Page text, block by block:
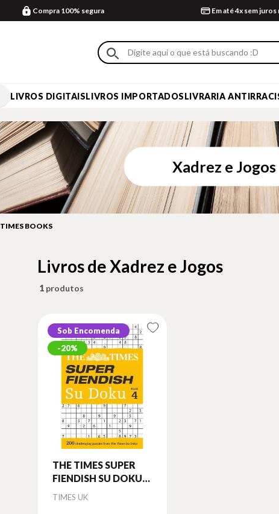
Compra 100% segura Em até 4x sem
LIVROS DIGITAISLIVROS IMPORTADOSLIVRARIA
Xadrez e Jogos
TIMES BOOKS
Livros de Xadrez e Jogos
1
Sob Encomenda
20%
THE TIMES SUPER
FIENDISH SU DOKU
BOOK 4
Autor
TIMES UK